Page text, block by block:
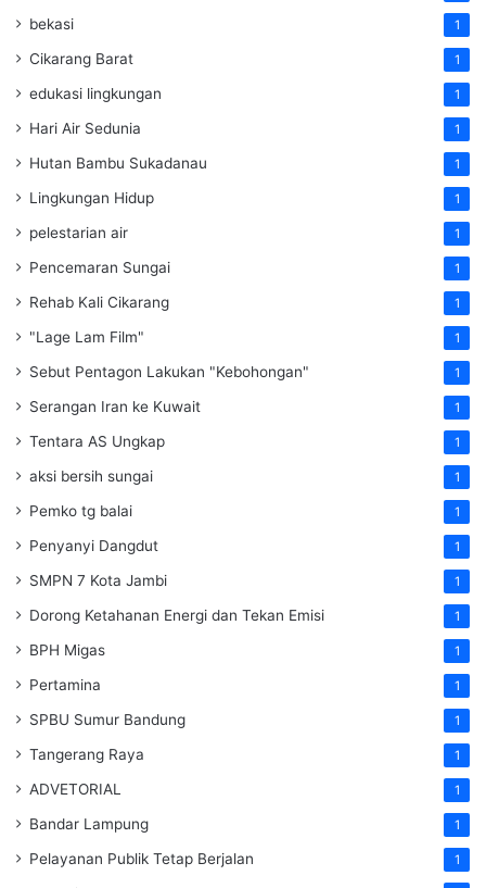
bekasi 1
Cikarang Barat 1
edukasi lingkungan 1
Hari Air Sedunia 1
Hutan Bambu Sukadanau 1
Lingkungan Hidup 1
pelestarian air 1
Pencemaran Sungai 1
Rehab Kali Cikarang 1
"Lage Lam Film" 1
Sebut Pentagon Lakukan "Kebohongan" 1
Serangan Iran ke Kuwait 1
Tentara AS Ungkap 1
aksi bersih sungai 1
Pemko tg balai 1
Penyanyi Dangdut 1
SMPN 7 Kota Jambi 1
Dorong Ketahanan Energi dan Tekan Emisi 1
BPH Migas 1
Pertamina 1
SPBU Sumur Bandung 1
Tangerang Raya 1
ADVETORIAL 1
Bandar Lampung 1
Pelayanan Publik Tetap Berjalan 1